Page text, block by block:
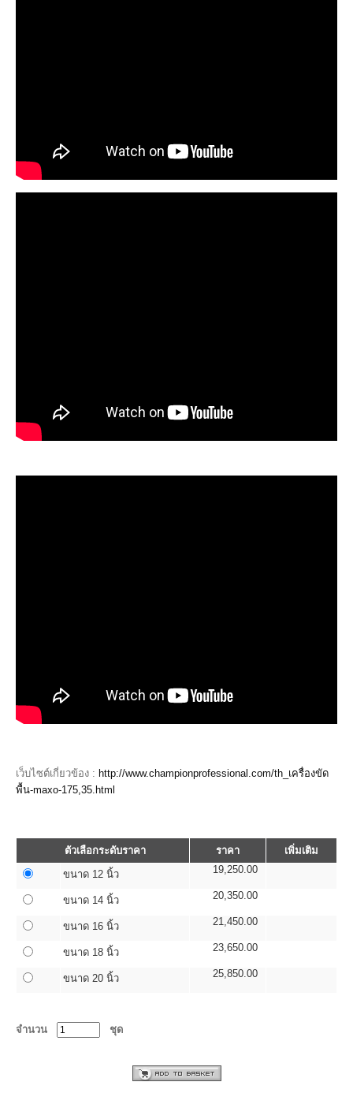
เว็บไซต์เกี่ยวข้อง : http://www.championprofessional.com/th_เครื่องขัด
พื้น-maxo-175,35.html
ตัวเลือกระดับราคา ราคา
เพิ่มเติม
ขนาด 12 นิ้ว
19,250.00
ขนาด 14 นิ้ว 20,350.00
ขนาด 16 นิ้ว 21,450.00
ขนาด 18 นิ้ว 23,650.00
ขนาด 20 นิ้ว 25,850.00
จำนวน ชุด